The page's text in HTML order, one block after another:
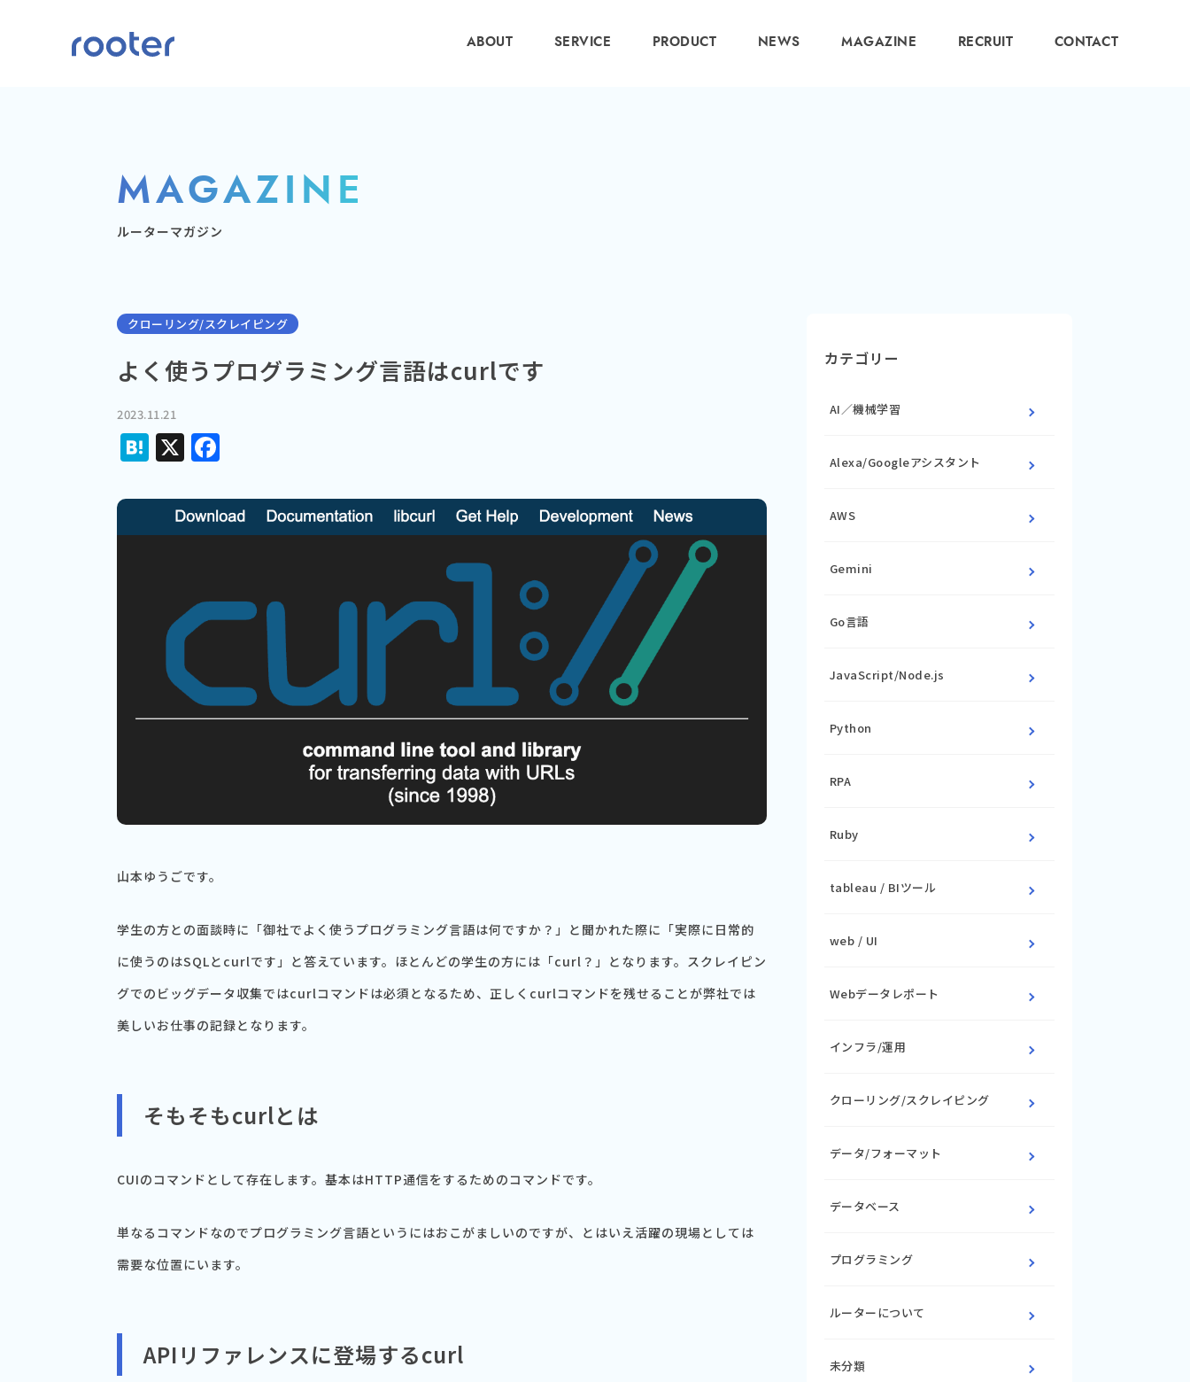
ABOUT SERVICE PRODUCT NEWS MAGAZINE RECRUIT CONTACT
MAGAZINE
ルーターマガジン
クローリング/スクレイピング
よく使うプログラミング言語はcurlです
2023.11.21
Hatena
X
山本ゆうごです。
学生の方との面談時に「御社でよく使うプログラミング言語は何ですか？」と聞かれた際に「実際に日常的
に使うのはSQLとcurlです」と答えています。ほとんどの学生の方には「curl？」となります。スクレイピン
グでのビッグデータ収集ではcurlコマンドは必須となるため、正しくcurlコマンドを残せることが弊社では
美しいお仕事の記録となります。
そもそもcurlとは
CUIのコマンドとして存在します。基本はHTTP通信をするためのコマンドです。
単なるコマンドなのでプログラミング言語というにはおこがましいのですが、とはいえ活躍の現場としては
需要な位置にいます。
APIリファレンスに登場するcurl
カテゴリー
AI／機械学習
Alexa/Googleアシスタント
AWS
Gemini
Go言語
JavaScript/Node.js
Python
RPA
Ruby
tableau / BIツール
web / UI
Webデータレポート
インフラ/運用
クローリング/スクレイピング
データ/フォーマット
データベース
プログラミング
ルーターについて
未分類